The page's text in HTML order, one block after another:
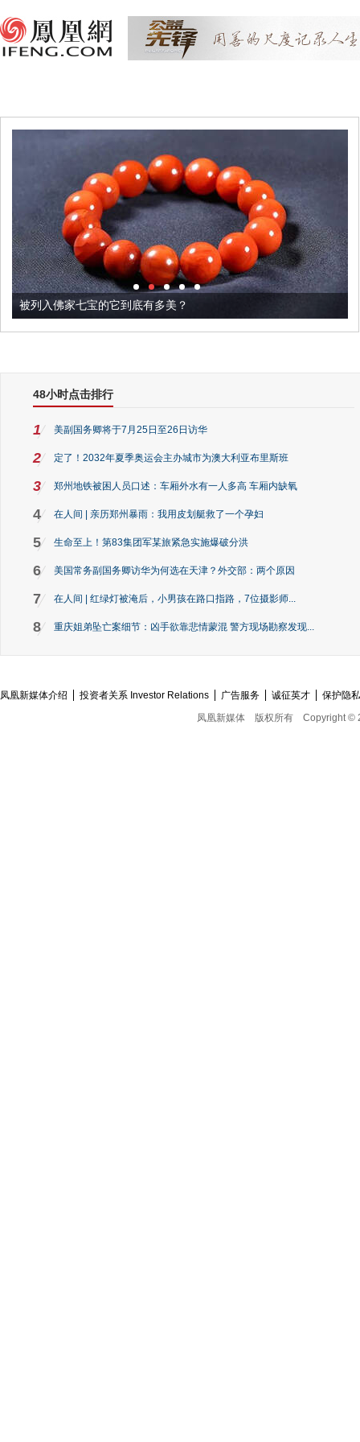
被列入佛家七宝的它到底有多美？
48小时点击排行
1 美副国务卿将于7月25日至26日访华
2 定了！2032年夏季奥运会主办城市为澳大利亚布里斯班
3 郑州地铁被困人员口述：车厢外水有一人多高 车厢内缺氧
4 在人间 | 亲历郑州暴雨：我用皮划艇救了一个孕妇
5 生命至上！第83集团军某旅紧急实施爆破分洪
6 美国常务副国务卿访华为何选在天津？外交部：两个原因
7 在人间 | 红绿灯被淹后，小男孩在路口指路，7位摄影师...
8 重庆姐弟坠亡案细节：凶手欲靠悲情蒙混 警方现场勘察发现...
凤凰新媒体介绍 投资者关系 Investor Relations 广告服务 诚征英才
保护隐
凤凰新媒体
版权所有 Copyright ©